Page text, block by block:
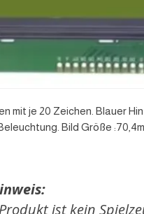
mit je 20 Zeichen. Blauer
Bild Größe
ist kein